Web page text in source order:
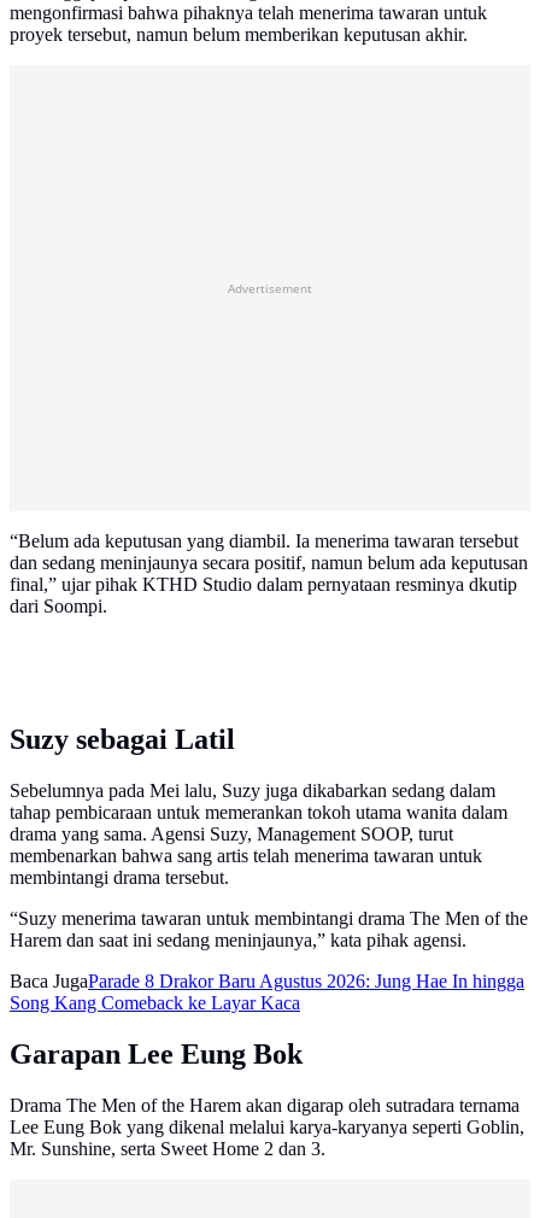
mengonfirmasi bahwa pihaknya telah menerima tawaran untuk
proyek tersebut, namun belum memberikan keputusan akhir.
Advertisement
“Belum ada keputusan yang diambil. Ia menerima tawaran tersebut
dan sedang meninjaunya secara positif, namun belum ada keputusan
final,” ujar pihak KTHD Studio dalam pernyataan resminya dkutip
dari Soompi.
Suzy sebagai Latil
Sebelumnya pada Mei lalu, Suzy juga dikabarkan sedang dalam
tahap pembicaraan untuk memerankan tokoh utama wanita dalam
drama yang sama. Agensi Suzy, Management SOOP, turut
membenarkan bahwa sang artis telah menerima tawaran untuk
membintangi drama tersebut.
“Suzy menerima tawaran untuk membintangi drama The Men of the
Harem dan saat ini sedang meninjaunya,” kata pihak agensi.
Baca JugaParade 8 Drakor Baru Agustus 2026: Jung Hae In hingga
Song Kang Comeback ke Layar Kaca
Garapan Lee Eung Bok
Drama The Men of the Harem akan digarap oleh sutradara ternama
Lee Eung Bok yang dikenal melalui karya-karyanya seperti Goblin,
Mr. Sunshine, serta Sweet Home 2 dan 3.